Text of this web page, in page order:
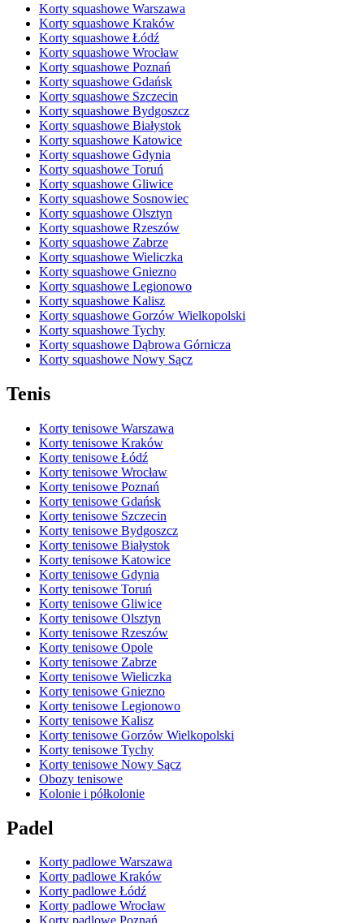
Korty squashowe Warszawa
Korty squashowe Kraków
Korty squashowe Łódź
Korty squashowe Wrocław
Korty squashowe Poznań
Korty squashowe Gdańsk
Korty squashowe Szczecin
Korty squashowe Bydgoszcz
Korty squashowe Białystok
Korty squashowe Katowice
Korty squashowe Gdynia
Korty squashowe Toruń
Korty squashowe Gliwice
Korty squashowe Sosnowiec
Korty squashowe Olsztyn
Korty squashowe Rzeszów
Korty squashowe Zabrze
Korty squashowe Wieliczka
Korty squashowe Gniezno
Korty squashowe Legionowo
Korty squashowe Kalisz
Korty squashowe Gorzów Wielkopolski
Korty squashowe Tychy
Korty squashowe Dąbrowa Górnicza
Korty squashowe Nowy Sącz
Tenis
Korty tenisowe Warszawa
Korty tenisowe Kraków
Korty tenisowe Łódź
Korty tenisowe Wrocław
Korty tenisowe Poznań
Korty tenisowe Gdańsk
Korty tenisowe Szczecin
Korty tenisowe Bydgoszcz
Korty tenisowe Białystok
Korty tenisowe Katowice
Korty tenisowe Gdynia
Korty tenisowe Toruń
Korty tenisowe Gliwice
Korty tenisowe Olsztyn
Korty tenisowe Rzeszów
Korty tenisowe Opole
Korty tenisowe Zabrze
Korty tenisowe Wieliczka
Korty tenisowe Gniezno
Korty tenisowe Legionowo
Korty tenisowe Kalisz
Korty tenisowe Gorzów Wielkopolski
Korty tenisowe Tychy
Korty tenisowe Nowy Sącz
Obozy tenisowe
Kolonie i półkolonie
Padel
Korty padlowe Warszawa
Korty padlowe Kraków
Korty padlowe Łódź
Korty padlowe Wrocław